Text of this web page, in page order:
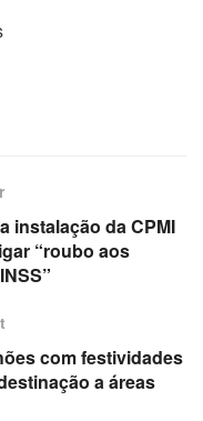
instalação da CPMI
“roubo aos
com festividades
a áreas